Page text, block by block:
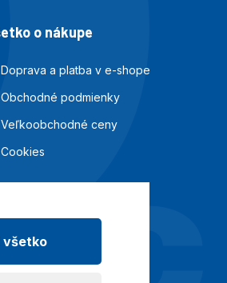
o nákupe
Doprava a platba v e-shope
Obchodné podmienky
Veľkoobchodné ceny
Cookies
všetko